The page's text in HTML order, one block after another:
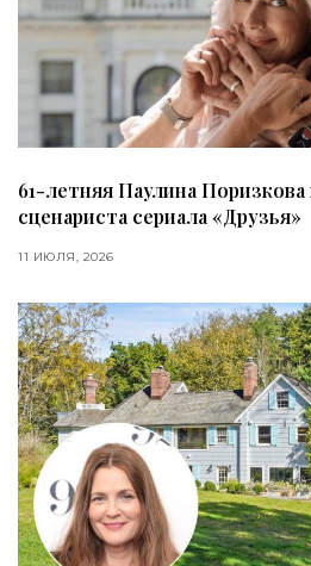
61-летняя Паулина
сценариста сериала «Друзья»
11 ИЮЛЯ, 2026